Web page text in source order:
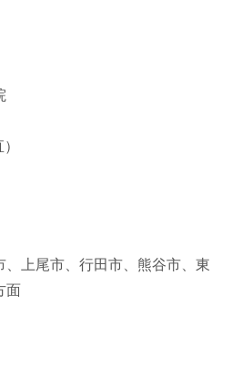
上尾市、行田市、熊谷市、東
面